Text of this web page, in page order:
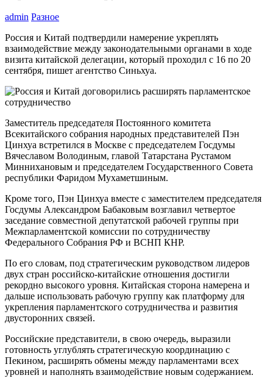
admin Разное
Россия и Китай подтвердили намерение укреплять
взаимодействие между законодательными органами в ходе
визита китайской делегации, который проходил с 16 по 20
сентября, пишет агентство Синьхуа.
Заместитель председателя Постоянного комитета
Всекитайского собрания народных представителей Пэн
Цинхуа встретился в Москве с председателем Госдумы
Вячеславом Володиным, главой Татарстана Рустамом
Миннихановым и председателем Государственного Совета
республики Фаридом Мухаметшиным.
Кроме того, Пэн Цинхуа вместе с заместителем председателя
Госдумы Александром Бабаковым возглавил четвертое
заседание совместной депутатской рабочей группы при
Межпарламентской комиссии по сотрудничеству
Федерального Собрания РФ и ВСНП КНР.
По его словам, под стратегическим руководством лидеров
двух стран российско-китайские отношения достигли
рекордно высокого уровня. Китайская сторона намерена и
дальше использовать рабочую группу как платформу для
укрепления парламентского сотрудничества и развития
двусторонних связей.
Российские представители, в свою очередь, выразили
готовность углублять стратегическую координацию с
Пекином, расширять обмены между парламентами всех
уровней и наполнять взаимодействие новым содержанием.